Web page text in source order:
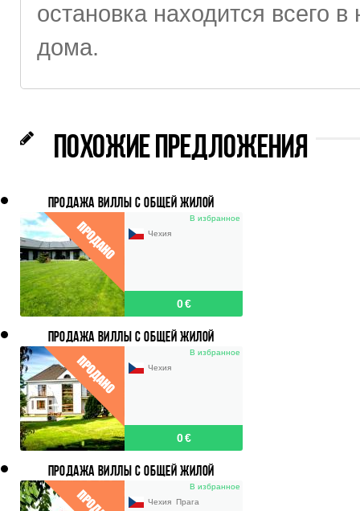
остановка находится всего
дома.
ПОХОЖИЕ ПРЕДЛОЖЕНИЯ
ПРОДАЖА ВИЛЛЫ С ОБЩЕЙ ЖИЛОЙ
ПЛОЩАДЬЮ 255 M2, УЧАСТОК 1 345 M2,
ПРАГА-ЕСЕНИЦЕ, ЗДИМНЕРЖИЦЕ
В избранное
Чехия
0 €
ПРОДАЖА ВИЛЛЫ С ОБЩЕЙ ЖИЛОЙ
ПЛОЩАДЬЮ 540 М2, УЧАСТОК 2 601
М2,ПРАГА-ЗАПАД
В избранное
Чехия
0 €
ПРОДАЖА ВИЛЛЫ С ОБЩЕЙ ЖИЛОЙ
ПЛОЩАДЬЮ 226 М2, УЧАСТОК 1 083 M2, ПРАГА
- VELKÉ PŘÍLEPY
В избранное
Чехия Прага